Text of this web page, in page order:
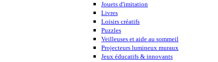
Jouets d'imitation
Livres
Loisirs créatifs
Puzzles
Veilleuses et aide au sommeil
Projecteurs lumineux muraux
Jeux éducatifs & innovants